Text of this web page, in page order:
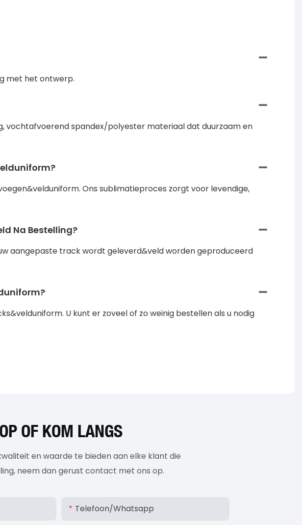
met het ontwerp.
vochtafvoerend spandex/polyester materiaal dat duurzaam en
Ons sublimatieproces zorgt voor levendige,
Na Bestelling?
aangepaste track wordt geleverd&veld worden geproduceerd
U kunt er zoveel of zo weinig bestellen als u nodig
OF KOM LANGS
en waarde te bieden aan elke klant die
neem dan gerust contact met ons op.
Telefoon/whatsapp